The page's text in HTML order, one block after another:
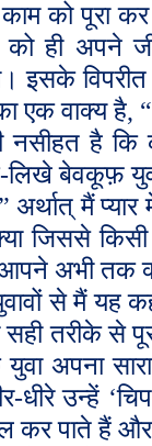
को पूरा
ही अपने
इसके
एक वाक्य है, “
है कि
बेवकूफ़
” अर्थात् मैं
जिससे
अभी तक
से मैं यह
तरीके से
अपना
धीरे उन्हें ‘
कर पाते हैं